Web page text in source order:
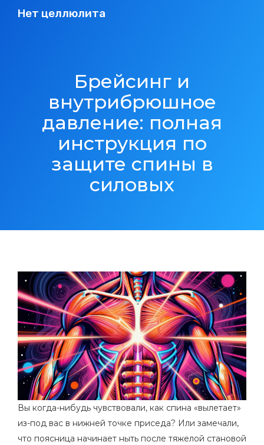
Нет целлюлита
Брейсинг и
внутрибрюшное
давление: полная
инструкция по
защите спины в
силовых
Вы когда-нибудь чувствовали, как спина «вылетает»
из-под вас в нижней точке приседа? Или замечали,
что поясница начинает ныть после тяжелой становой